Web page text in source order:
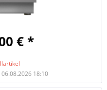
€ *
18:10